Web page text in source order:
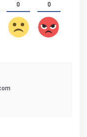
0 0